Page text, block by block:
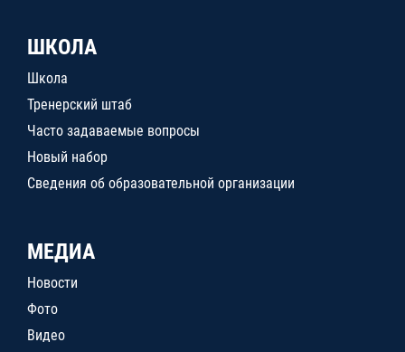
ШКОЛА
Школа
Тренерский штаб
Часто задаваемые вопросы
Новый набор
Сведения об образовательной организации
МЕДИА
Новости
Фото
Видео